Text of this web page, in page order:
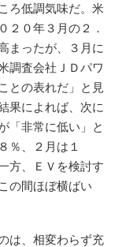
ろ低調気味だ。米
２０年３月の２．
まったが、３月に
調査会社ＪＤパワ
との表れだ」と見
果によれば、次に
「非常に低い」と
％、２月は１
方、ＥＶを検討す
の間ほぼ横ばい
は、相変わらず充